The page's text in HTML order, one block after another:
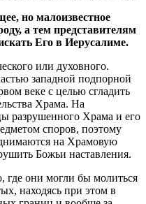
но малоизвестное
а тем представителям
Его в Иерусалиме.
или духовного.
западной подпорной
веке с целью сгладить
Храма. На
разрушенного Храма и его
споров, поэтому
на Храмовую
Божьи наставления.
где они могли бы молиться
находясь при этом в